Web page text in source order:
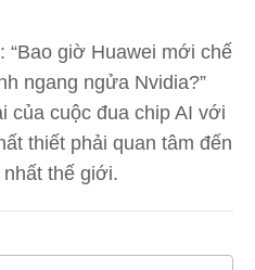
giờ Huawei mới chế
ngang ngửa Nvidia?”
của cuộc đua chip AI với
thiết phải quan tâm đến
thế giới.